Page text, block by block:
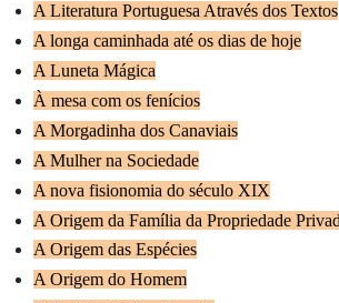
A Literatura Portuguesa Através dos Textos
A longa caminhada até os dias de hoje
A Luneta Mágica
À mesa com os fenícios
A Morgadinha dos Canaviais
A Mulher na Sociedade
A nova fisionomia do século XIX
A Origem da Família da Propriedade
A Origem das Espécies
A Origem do Homem